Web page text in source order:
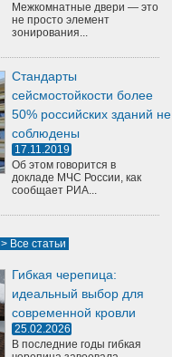
Межкомнатные двери — это
не просто элемент
зонирования...
Стандарты
сейсмостойкости более
50% российских зданий не
соблюдены
17.11.2019
Об этом говорится в
докладе МЧС России, как
сообщает РИА...
> Все статьи
Гибкая черепица:
идеальный выбор для
современной кровли
25.02.2026
В последние годы гибкая